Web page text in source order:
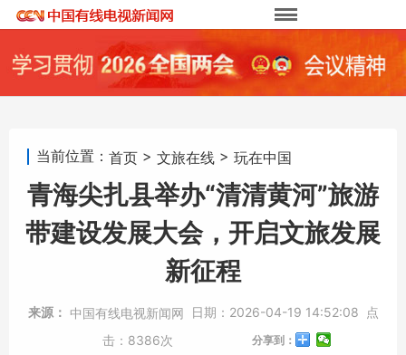
当前位置： 首页 > 文旅在线 > 玩在中国
青海尖扎县举办“清清黄河”旅游
带建设发展大会，开启文旅发展
新征程
来源： 中国有线电视新闻网 日期： 2026-04-19 14:52:08
点
击： 8386次 分享到：